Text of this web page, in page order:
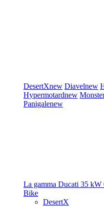
DesertXnew Diavelnew
Hypermotardnew
Panigalenew
La gamma Ducati 35 kW
Bike
DesertX